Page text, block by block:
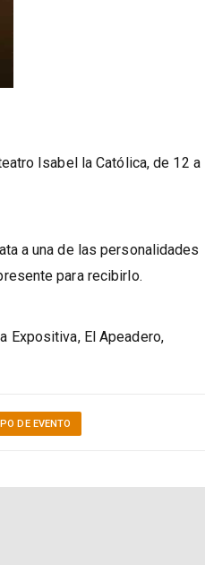
Isabel la Católica, de 12 a
a una de las personalidades
para recibirlo.
El Apeadero,